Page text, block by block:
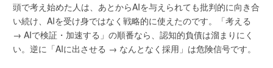
頭で考え始めた人は、あとからAIを与えられても批判的に向き合
い続け、AIを受け身ではなく戦略的に使えたのです。「考える
→ AIで検証・加速する」の順番なら、認知的負債は溜まりにく
い。逆に「AIに出させる → なんとなく採用」は危険信号です。